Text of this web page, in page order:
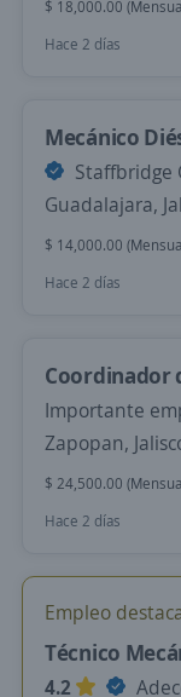
$ 18,000.00
Hace 2 días
Mecánico
Staffbridge
Guadalajara,
$ 14,000.00
Hace 2 días
Coordinador
Importante
Zapopan,
$ 24,500.00
Hace 2 días
Empleo
Técnico
4.2